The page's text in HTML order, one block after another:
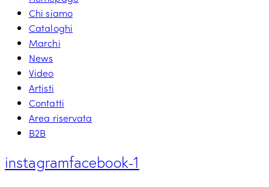
Chi siamo
Cataloghi
Marchi
News
Video
Artisti
Contatti
Area riservata
B2B
instagramfacebook-1